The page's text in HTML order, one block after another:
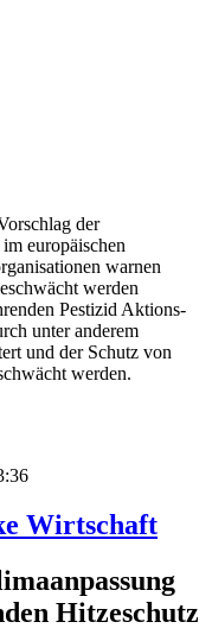
der
europäischen
warnen
werden
Pestizid Aktions-
unter anderem
und der Schutz von
werden.
Wirtschaft
Hitzeschutz